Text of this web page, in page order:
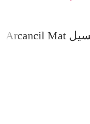
رژ لب مایع مات هیستریا آرکانسیل Arcancil Mat